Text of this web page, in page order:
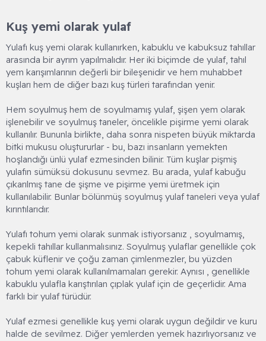
Kuş yemi olarak yulaf​
Yulafı kuş yemi olarak kullanırken, kabuklu ve kabuksuz tahıllar
arasında bir ayrım yapılmalıdır. Her iki biçimde de yulaf, tahıl
yem karışımlarının değerli bir bileşenidir ve hem muhabbet
kuşları hem de diğer bazı kuş türleri tarafından yenir.
Hem soyulmuş hem de soyulmamış yulaf, şişen yem olarak
işlenebilir ve soyulmuş taneler, öncelikle pişirme yemi olarak
kullanılır. Bununla birlikte, daha sonra nispeten büyük miktarda
bitki mukusu oluştururlar - bu, bazı insanların yemekten
hoşlandığı ünlü yulaf ezmesinden bilinir. Tüm kuşlar pişmiş
yulafın sümüksü dokusunu sevmez. Bu arada, yulaf kabuğu
çıkarılmış tane de şişme ve pişirme yemi üretmek için
kullanılabilir. Bunlar bölünmüş soyulmuş yulaf taneleri veya yulaf
kırıntılarıdır.
Yulafı tohum yemi olarak sunmak istiyorsanız , soyulmamış,
kepekli tahıllar kullanmalısınız. Soyulmuş yulaflar genellikle çok
çabuk küflenir ve çoğu zaman çimlenmezler, bu yüzden
tohum yemi olarak kullanılmamaları gerekir. Aynısı , genellikle
kabuklu yulafla karıştırılan çıplak yulaf için de geçerlidir. Ama
farklı bir yulaf türüdür.
Yulaf ezmesi genellikle kuş yemi olarak uygun değildir ve kuru
halde de sevilmez. Diğer yemlerden yemek hazırlıyorsanız ve